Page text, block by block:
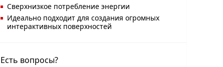
Сверхнизкое потребление энергии
Идеально подходит для создания огромных
интерактивных поверхностей
Есть вопросы?